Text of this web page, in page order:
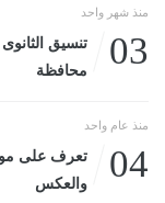
منذ شهر واحد
03
محافظة
منذ عام واحد
04
تعرف على
والعكس